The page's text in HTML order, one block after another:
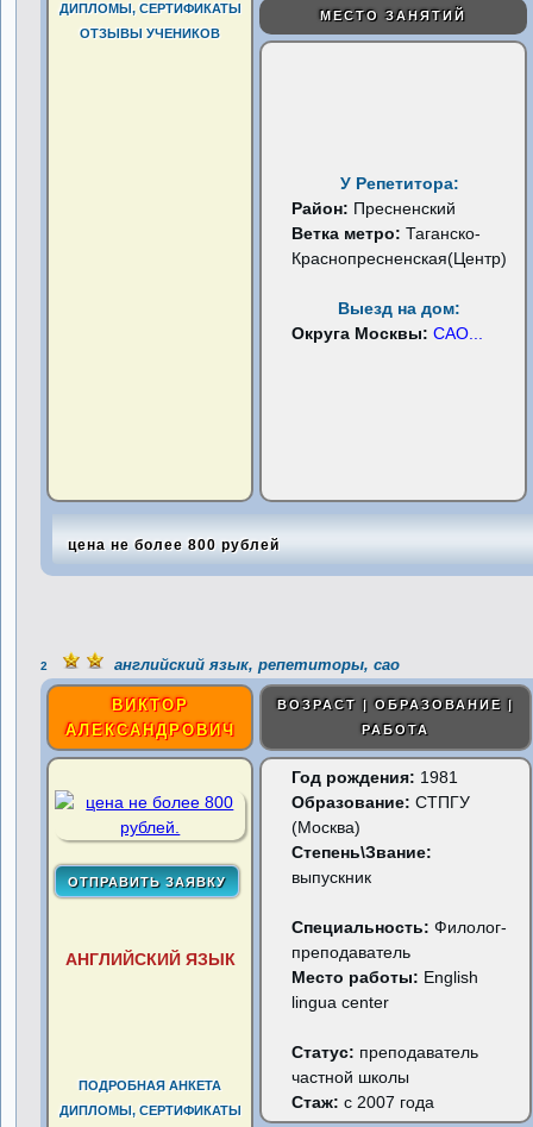
ДИПЛОМЫ, СЕРТИФИКАТЫ
ОТЗЫВЫ УЧЕНИКОВ
МЕСТО ЗАНЯТИЙ
У Репетитора:
Район: Пресненский
Ветка метро:Таганско-
Краснопресненская(Центр)
Выезд на дом:
Округа Москвы:САО
цена не более 800 рублей
2 английский язык, репетиторы, сао
ВИКТОР
АЛЕКСАНДРОВИЧ
ВОЗРАСТ | ОБРАЗОВАНИЕ |
РАБОТА
АНГЛИЙСКИЙ ЯЗЫК
ПОДРОБНАЯ АНКЕТА
ДИПЛОМЫ, СЕРТИФИКАТЫ
Год рождения: 1981
Образование: СТПГУ
(Москва)
Степень\Звание:
выпускник
Специальность: Филолог-
преподаватель
Место работы: English
lingua center
Статус: преподаватель
частной школы
Стаж: с 2007 года